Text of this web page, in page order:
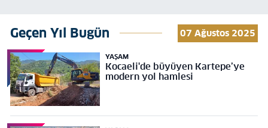
Geçen Yıl Bugün 07 Ağustos 2025
YAŞAM
Kocaeli'de büyüyen Kartepe’ye
modern yol hamlesi